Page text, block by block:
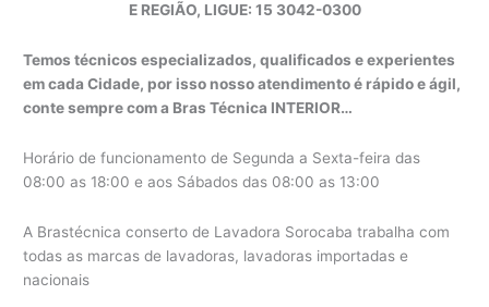
E REGIÃO, LIGUE: 15 3042-0300
Temos técnicos especializados, qualificados e experientes
em cada Cidade, por isso nosso atendimento é rápido e ágil,
conte sempre com a Bras Técnica INTERIOR…
Horário de funcionamento de Segunda a Sexta-feira das
08:00 as 18:00 e aos Sábados das 08:00 as 13:00
A Brastécnica conserto de Lavadora Sorocaba trabalha com
todas as marcas de lavadoras, lavadoras importadas e
nacionais